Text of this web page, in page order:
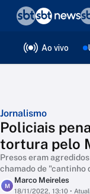
Ao vivo
Jornalismo
Policiais
tortura pelo
Presos eram
chamado de "cantinho
M
Marco Meireles
18/11/2022, 13:10 •
❮voltar